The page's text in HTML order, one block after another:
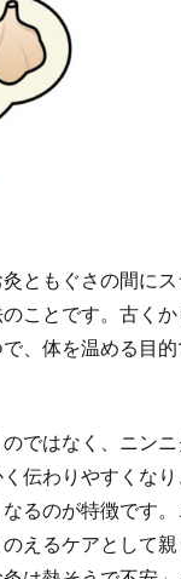
ともぐさの間に
ことです。古く
、体を温める目
ではなく、ニンニ
伝わりやすくな
るのが特徴です
えるケアとして